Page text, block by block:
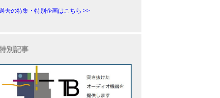
去の特集・特別企画はこちら >>
別記事